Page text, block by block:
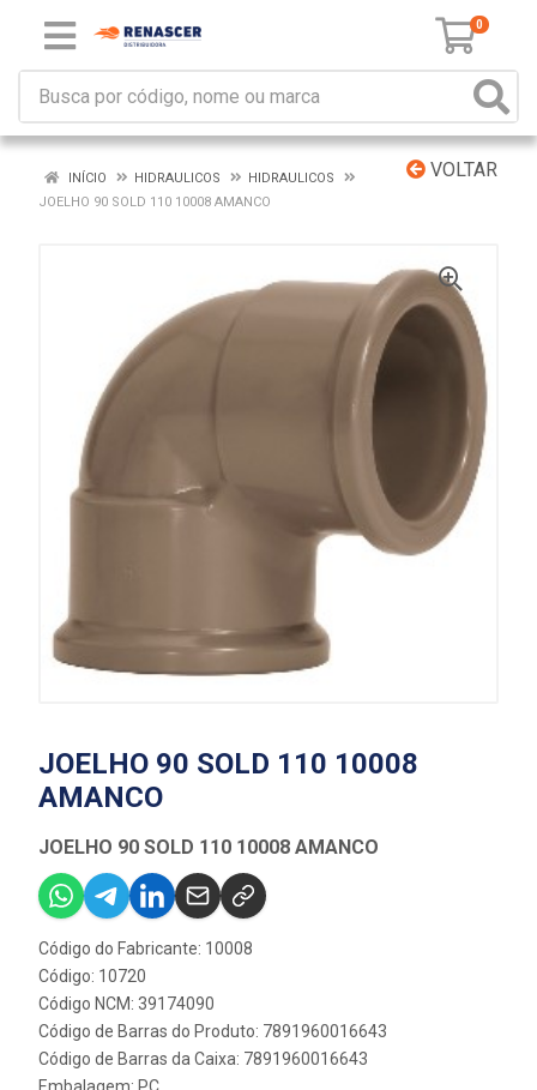
0
VOLTAR
INÍCIO HIDRAULICOS
HIDRAULICOS
JOELHO 90 SOLD 110 10008 AMANCO
JOELHO 90 SOLD 110 10008
AMANCO
JOELHO 90 SOLD 110 10008 AMANCO
Código do Fabricante: 10008
Código: 10720
Código NCM: 39174090
Código de Barras do Produto: 7891960016643
Código de Barras da Caixa: 7891960016643